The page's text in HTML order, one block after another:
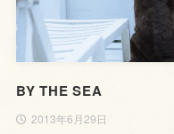
BY THE SEA
2013年6月29日